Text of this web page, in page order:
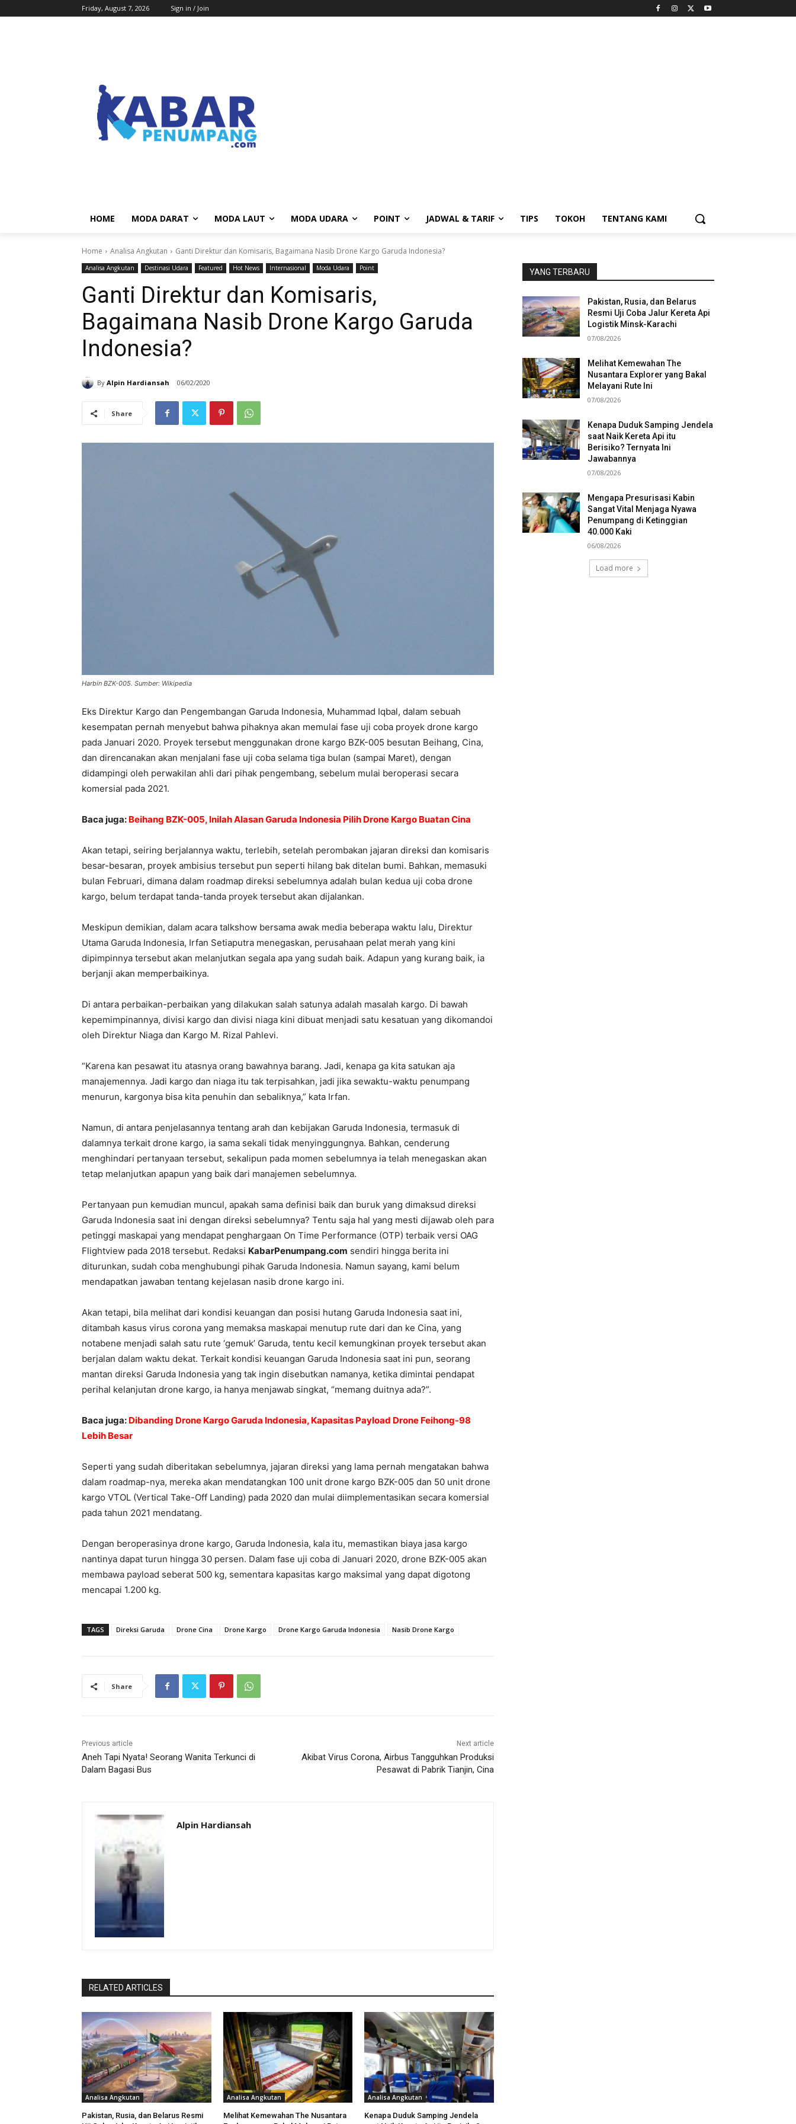
Friday, August 7, 2026 Sign in / Join
HOME MODA DARAT MODA LAUT MODA UDARA POINT JADWAL & TARIF TIPS TOKOH TENTANG KAMI
Home Analisa Angkutan Ganti Direktur dan Komisaris, Bagaimana Nasib Drone Kargo Garuda Indonesia?
Analisa Angkutan Destinasi Udara Featured Hot News Internasional Moda Udara Point
Ganti Direktur dan Komisaris,
Bagaimana Nasib Drone Kargo Garuda
Indonesia?
By Alpin Hardiansah 06/02/2020
Share
Harbin BZK-005. Sumber: Wikipedia
Eks Direktur Kargo dan Pengembangan Garuda Indonesia, Muhammad Iqbal, dalam sebuah
kesempatan pernah menyebut bahwa pihaknya akan memulai fase uji coba proyek drone kargo
pada Januari 2020. Proyek tersebut menggunakan drone kargo BZK-005 besutan Beihang, Cina,
dan direncanakan akan menjalani fase uji coba selama tiga bulan (sampai Maret), dengan
didampingi oleh perwakilan ahli dari pihak pengembang, sebelum mulai beroperasi secara
komersial pada 2021.
Baca juga: Beihang BZK-005, Inilah Alasan Garuda Indonesia Pilih Drone Kargo Buatan Cina
Akan tetapi, seiring berjalannya waktu, terlebih, setelah perombakan jajaran direksi dan komisaris
besar-besaran, proyek ambisius tersebut pun seperti hilang bak ditelan bumi. Bahkan, memasuki
bulan Februari, dimana dalam roadmap direksi sebelumnya adalah bulan kedua uji coba drone
kargo, belum terdapat tanda-tanda proyek tersebut akan dijalankan.
Meskipun demikian, dalam acara talkshow bersama awak media beberapa waktu lalu, Direktur
Utama Garuda Indonesia, Irfan Setiaputra menegaskan, perusahaan pelat merah yang kini
dipimpinnya tersebut akan melanjutkan segala apa yang sudah baik. Adapun yang kurang baik, ia
berjanji akan memperbaikinya.
Di antara perbaikan-perbaikan yang dilakukan salah satunya adalah masalah kargo. Di bawah
kepemimpinannya, divisi kargo dan divisi niaga kini dibuat menjadi satu kesatuan yang dikomandoi
oleh Direktur Niaga dan Kargo M. Rizal Pahlevi.
“Karena kan pesawat itu atasnya orang bawahnya barang. Jadi, kenapa ga kita satukan aja
manajemennya. Jadi kargo dan niaga itu tak terpisahkan, jadi jika sewaktu-waktu penumpang
menurun, kargonya bisa kita penuhin dan sebaliknya,” kata Irfan.
Namun, di antara penjelasannya tentang arah dan kebijakan Garuda Indonesia, termasuk di
dalamnya terkait drone kargo, ia sama sekali tidak menyinggungnya. Bahkan, cenderung
menghindari pertanyaan tersebut, sekalipun pada momen sebelumnya ia telah menegaskan akan
tetap melanjutkan apapun yang baik dari manajemen sebelumnya.
Pertanyaan pun kemudian muncul, apakah sama definisi baik dan buruk yang dimaksud direksi
Garuda Indonesia saat ini dengan direksi sebelumnya? Tentu saja hal yang mesti dijawab oleh para
petinggi maskapai yang mendapat penghargaan On Time Performance (OTP) terbaik versi OAG
Flightview pada 2018 tersebut. Redaksi KabarPenumpang.com sendiri hingga berita ini
diturunkan, sudah coba menghubungi pihak Garuda Indonesia. Namun sayang, kami belum
mendapatkan jawaban tentang kejelasan nasib drone kargo ini.
Akan tetapi, bila melihat dari kondisi keuangan dan posisi hutang Garuda Indonesia saat ini,
ditambah kasus virus corona yang memaksa maskapai menutup rute dari dan ke Cina, yang
notabene menjadi salah satu rute ‘gemuk’ Garuda, tentu kecil kemungkinan proyek tersebut akan
berjalan dalam waktu dekat. Terkait kondisi keuangan Garuda Indonesia saat ini pun, seorang
mantan direksi Garuda Indonesia yang tak ingin disebutkan namanya, ketika dimintai pendapat
perihal kelanjutan drone kargo, ia hanya menjawab singkat, “memang duitnya ada?”.
Baca juga: Dibanding Drone Kargo Garuda Indonesia, Kapasitas Payload Drone Feihong-98
Lebih Besar
Seperti yang sudah diberitakan sebelumnya, jajaran direksi yang lama pernah mengatakan bahwa
dalam roadmap-nya, mereka akan mendatangkan 100 unit drone kargo BZK-005 dan 50 unit drone
kargo VTOL (Vertical Take-Off Landing) pada 2020 dan mulai diimplementasikan secara komersial
pada tahun 2021 mendatang.
Dengan beroperasinya drone kargo, Garuda Indonesia, kala itu, memastikan biaya jasa kargo
nantinya dapat turun hingga 30 persen. Dalam fase uji coba di Januari 2020, drone BZK-005 akan
membawa payload seberat 500 kg, sementara kapasitas kargo maksimal yang dapat digotong
mencapai 1.200 kg.
TAGS Direksi Garuda Drone Cina Drone Kargo Drone Kargo Garuda Indonesia Nasib Drone Kargo
Share
Previous article
Aneh Tapi Nyata! Seorang Wanita Terkunci di
Dalam Bagasi Bus
Next article
Akibat Virus Corona, Airbus Tangguhkan Produksi
Pesawat di Pabrik Tianjin, Cina
Alpin Hardiansah
RELATED ARTICLES
Analisa Angkutan
Pakistan, Rusia, dan Belarus Resmi
Analisa Angkutan
Melihat Kemewahan The Nusantara
Analisa Angkutan
Kenapa Duduk Samping Jendela
YANG TERBARU
Pakistan, Rusia, dan Belarus
Resmi Uji Coba Jalur Kereta Api
Logistik Minsk-Karachi
07/08/2026
Melihat Kemewahan The
Nusantara Explorer yang Bakal
Melayani Rute Ini
07/08/2026
Kenapa Duduk Samping Jendela
saat Naik Kereta Api itu
Berisiko? Ternyata Ini
Jawabannya
07/08/2026
Mengapa Presurisasi Kabin
Sangat Vital Menjaga Nyawa
Penumpang di Ketinggian
40.000 Kaki
06/08/2026
Load more